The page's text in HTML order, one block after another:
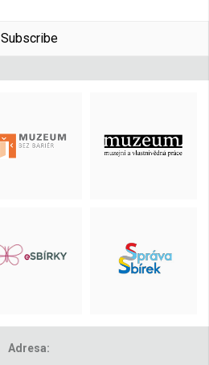
Subscribe
Adresa: